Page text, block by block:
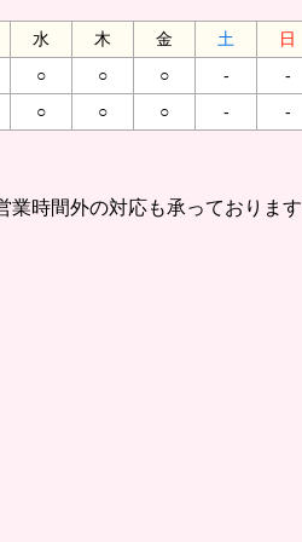
水 木 金 土
日
○ ○ ○ -
-
○ ○ ○ - -
業時間外の対応も承っております